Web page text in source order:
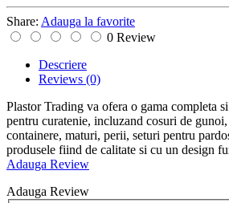
Share: Adauga la favorite
0 Review
Descriere
Reviews (0)
Plastor Trading va ofera o gama completa
pentru curatenie, incluzand cosuri de
containere, maturi, perii, seturi pentru
produsele fiind de calitate si cu un design
Adauga Review
Adauga Review